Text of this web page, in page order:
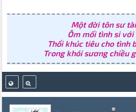
Một đời tôn sư
Ôm mối tình si với
Thổi khúc tiêu cho tình
Trong khói sương chiều